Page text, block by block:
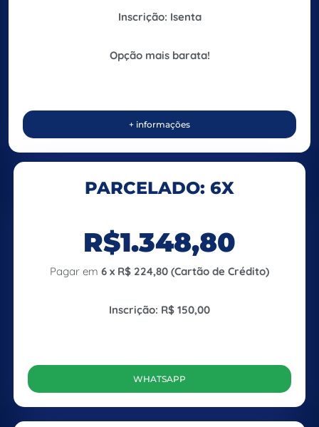
Inscrição: Isenta
Opção mais barata!
+ informações
PARCELADO: 6X
R$1.348,80
Pagar em 6 x R$ 224,80 (Cartão de Crédito)
Inscrição: R$ 150,00
WHATSAPP